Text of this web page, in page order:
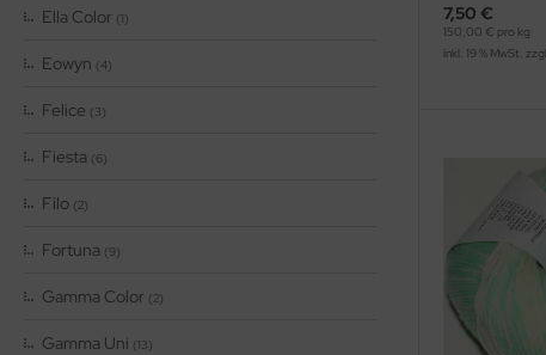
Ella Color (1)
Eowyn (4)
Felice (3)
Fiesta (6)
Filo (2)
Fortuna (9)
Gamma Color (2)
Gamma Uni (13)
7,50 €
150,00 € pro kg
inkl. 19 % MwSt. zzgl.